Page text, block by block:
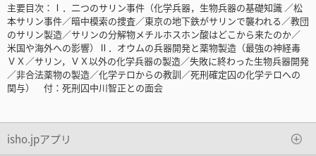
主要目次：Ⅰ．二つのサリン事件（化学兵器，生物兵器の基礎知識 ／松
本サリン事件／暗中模索の捜査／東京の地下鉄がサリンで襲われる／教団
のサリン製造／サリンの分解物メチルホスホン酸はどこから来たのか／
米国や海外への影響）Ⅱ．オウムの兵器開発と薬物製造（最強の神経毒
ＶＸ／サリン，ＶＸ以外の化学兵器の製造／失敗に終わった生物兵器開発
／非合法薬物の製造／化学テロからの教訓／死刑確定囚の化学テロへの
関与） 付：死刑囚中川智正との面会
isho.jpアプリ